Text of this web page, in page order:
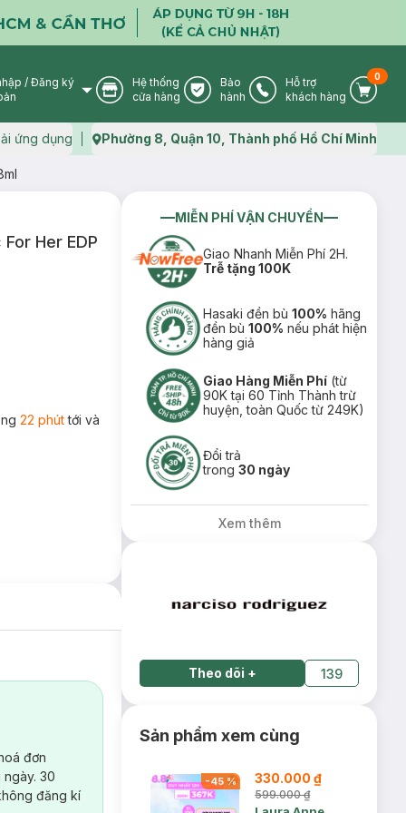
User Icon
/ Đăng ký
Store Icon
Hệ thống
cửa hàng
Warranty Icon
Bảo
hành
Phone Icon
Hỗ trợ
khách hàng
Cart
0
ứng dụng Map icon
Phường 8, Quận 10, Thành phố Hồ Chí Minh
Her EDP
22 phúttới và
đơn
30
đăng kí
MIỄN PHÍ VẬN CHUYỂN
Giao Nhanh Miễn Phí 2H.
Trễ tặng 100K
Hasaki đền bù100% hãng
đền bù100% nếu phát hiện
hàng giả
Giao Hàng Miễn Phí (từ
90K tại 60 Tỉnh Thành trừ
huyện, toàn Quốc từ 249K)
Đổi trả
trong30 ngày
Xem thêm
Theo dõi + 139
Sản phẩm xem cùng
-45% 330.000 ₫
599.000 ₫